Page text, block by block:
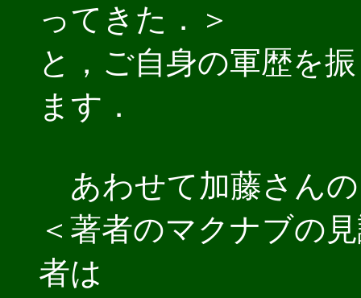
ってきた．＞
と，ご自身の軍歴を
ます．
あわせて加藤さん
＜著者のマクナブの
者は